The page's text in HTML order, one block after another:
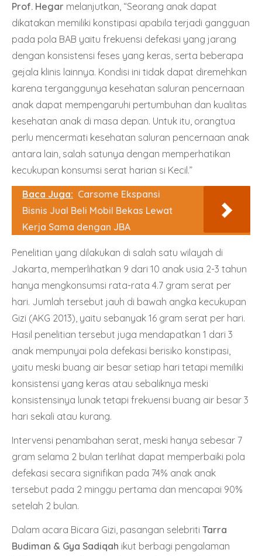
Prof. Hegar melanjutkan, “Seorang anak dapat
dikatakan memiliki konstipasi apabila terjadi gangguan
pada pola BAB yaitu frekuensi defekasi yang jarang
dengan konsistensi feses yang keras, serta beberapa
gejala klinis lainnya. Kondisi ini tidak dapat diremehkan
karena terganggunya kesehatan saluran pencernaan
anak dapat mempengaruhi pertumbuhan dan kualitas
kesehatan anak di masa depan. Untuk itu, orangtua
perlu mencermati kesehatan saluran pencernaan anak
antara lain, salah satunya dengan memperhatikan
kecukupan konsumsi serat harian si Kecil.”
Baca Juga: Carsome Ekspansi
Bisnis Jual Beli Mobil Bekas Lewat
Kerja Sama dengan JBA
Penelitian yang dilakukan di salah satu wilayah di
Jakarta, memperlihatkan 9 dari 10 anak usia 2-3 tahun
hanya mengkonsumsi rata-rata 4.7 gram serat per
hari. Jumlah tersebut jauh di bawah angka kecukupan
Gizi (AKG 2013), yaitu sebanyak 16 gram serat per hari.
Hasil penelitian tersebut juga mendapatkan 1 dari 3
anak mempunyai pola defekasi berisiko konstipasi,
yaitu meski buang air besar setiap hari tetapi memiliki
konsistensi yang keras atau sebaliknya meski
konsistensinya lunak tetapi frekuensi buang air besar 3
hari sekali atau kurang.
Intervensi penambahan serat, meski hanya sebesar 7
gram selama 2 bulan terlihat dapat memperbaiki pola
defekasi secara signifikan pada 74% anak anak
tersebut pada 2 minggu pertama dan mencapai 90%
setelah 2 bulan.
Dalam acara Bicara Gizi, pasangan selebriti Tarra
Budiman & Gya Sadiqah ikut berbagi pengalaman